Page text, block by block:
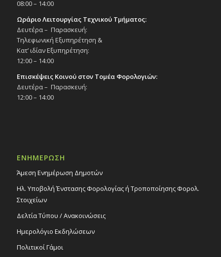
08:00 – 14:00
Ωράριο Λειτουργίας Τεχνικού Τμήματος:
Δευτέρα – Παρασκευή:
Τηλεφωνική Εξυπηρέτηση &
Κατ’ ιδίαν Εξυπηρέτηση:
12:00 – 14:00
Επισκέψεις Κοινού στον Τομέα Φορολογιών:
Δευτέρα – Παρασκευή:
12:00 – 14:00
ΕΝΗΜΕΡΩΣΗ
Άμεση Ενημέρωση Δημοτών
Ηλ. Υποβολή Ένστασης Φορολογίας ή Τροποποίησης Φορολ.
Στοιχείων
Δελτία Τύπου / Ανακοινώσεις
Ημερολόγιο Εκδηλώσεων
Πολιτικοί Γάμοι